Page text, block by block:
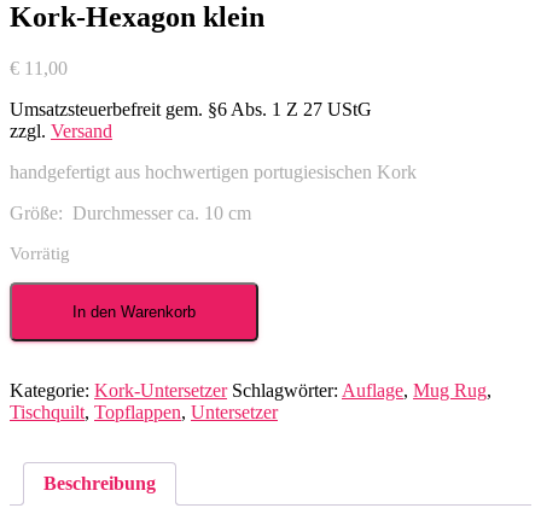
Kork-Hexagon klein
€ 11,00
Umsatzsteuerbefreit gem. §6 Abs. 1 Z 27 UStG
zzgl. Versand
handgefertigt aus hochwertigen portugiesischen Kork
Größe: Durchmesser ca. 10 cm
Vorrätig
Kork-
Hexagon
klein
In den Warenkorb
Kategorie: Kork-Untersetzer Schlagwörter: Auflage, Mug Rug,
Tischquilt, Topflappen, Untersetzer
Beschreibung